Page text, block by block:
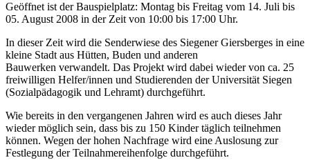
Geöffnet ist der Bauspielplatz: Montag bis Freitag vom 14. Juli bis
05. August 2008 in der Zeit von 10:00 bis 17:00 Uhr.
In dieser Zeit wird die Senderwiese des Siegener Giersberges in eine
kleine Stadt aus Hütten, Buden und anderen
Bauwerken verwandelt. Das Projekt wird dabei wieder von ca. 25
freiwilligen Helfer/innen und Studierenden der Universität Siegen
(Sozialpädagogik und Lehramt) durchgeführt.
Wie bereits in den vergangenen Jahren wird es auch dieses Jahr
wieder möglich sein, dass bis zu 150 Kinder täglich teilnehmen
können. Wegen der hohen Nachfrage wird eine Auslosung zur
Festlegung der Teilnahmereihenfolge durchgeführt.